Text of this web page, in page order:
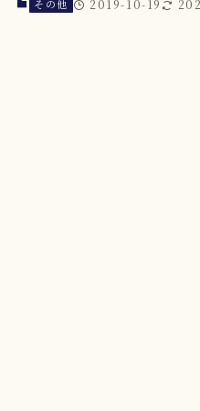
その他 2019-10-19